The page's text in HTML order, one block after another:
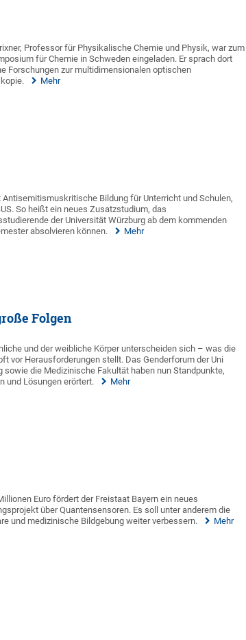
Professor für Physikalische Chemie und Physik, war zum
für Chemie in Schweden eingeladen. Er sprach dort
Forschungen zur multidimensionalen optischen
Mehr
Bildung für Unterricht und Schulen,
So heißt ein neues Zusatzstudium, das
der Universität Würzburg ab dem kommenden
absolvieren können.
Mehr
Folgen
und der weibliche Körper unterscheiden sich – was die
vor Herausforderungen stellt. Das Genderforum der Uni
sowie die Medizinische Fakultät haben nun Standpunkte,
und Lösungen erörtert.
Mehr
Euro fördert der Freistaat Bayern ein neues
über Quantensensoren. Es soll unter anderem die
und medizinische Bildgebung weiter verbessern.
Mehr